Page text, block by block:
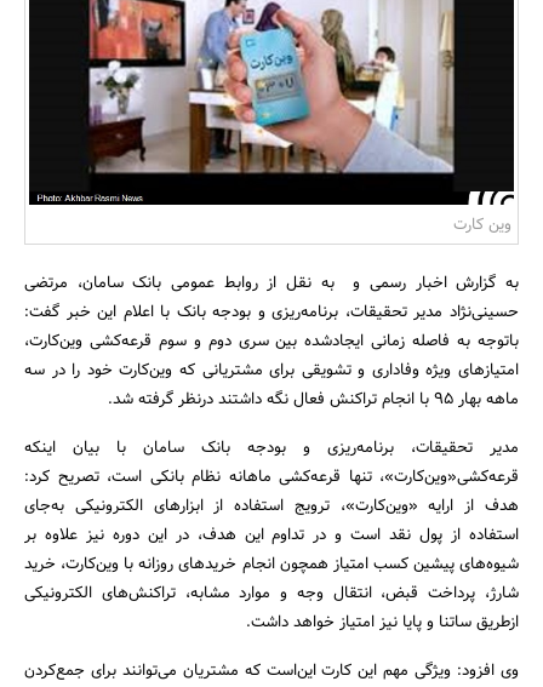
بانک، بیمه و سرمایه
مسکن و ساختمان
وین کارت
به گزارش اخبار رسمی و به نقل از روابط عمومی بانک سامان، مرتضی
حسینی‌نژاد مدیر تحقیقات، برنامه‌ریزی و بودجه بانک با اعلام این خبر گفت:
باتوجه ‌به فاصله زمانی ایجادشده بین سری دوم و سوم قرعه‌کشی وین‌کارت،
امتیازهای ویژه وفاداری و تشویقی برای مشتریانی که وین‌کارت خود را در سه
ماهه بهار 95 با انجام تراکنش فعال نگه داشتند درنظر گرفته شد.
مدیر تحقیقات، برنامه‌ریزی و بودجه بانک سامان با بیان اینکه
قرعه‌کشی«وین‌کارت»، تنها قرعه‌کشی ماهانه نظام بانکی است، تصریح کرد:
هدف از ارایه «وین‌کارت»، ترویج استفاده از ابزارهای الکترونیکی به‌جای
استفاده از پول نقد است و در تداوم این هدف، در این دوره نیز علاوه بر
شیوه‌های پیشین کسب امتیاز همچون انجام خرید‌های روزانه با وین‌کارت، خرید
شارژ، پرداخت قبض، انتقال وجه و موارد مشابه، تراکنش‌های الکترونیکی
ازطریق ساتنا و پایا نیز امتیاز خواهد داشت.
وی افزود: ویژگی مهم این کارت این‌است که مشتریان می‌توانند برای جمع‌کردن